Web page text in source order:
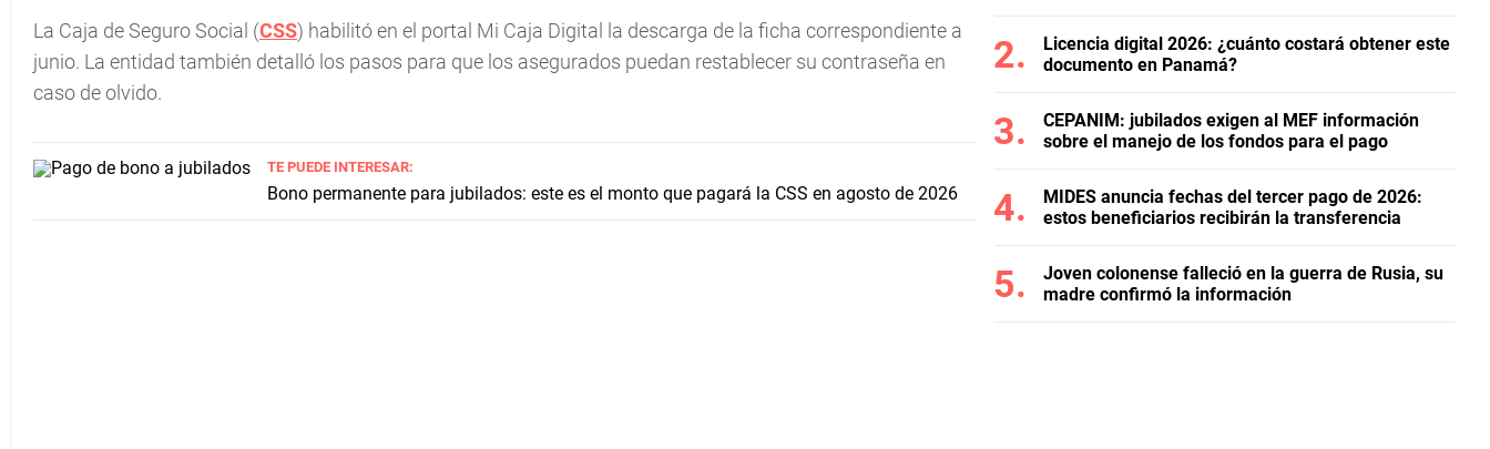
La Caja de Seguro Social (CSS) habilitó en el portal Mi Caja Digital la descarga de la ficha correspondiente a
junio. La entidad también detalló los pasos para que los asegurados puedan restablecer su contraseña en
caso de olvido.
TE PUEDE INTERESAR:
Bono permanente para jubilados: este es el monto que pagará la CSS en agosto de 2026
Licencia digital 2026: ¿cuánto costará obtener este
documento en Panamá?
CEPANIM: jubilados exigen al MEF información
sobre el manejo de los fondos para el pago
MIDES anuncia fechas del tercer pago de 2026:
estos beneficiarios recibirán la transferencia
Joven colonense falleció en la guerra de Rusia, su
madre confirmó la información